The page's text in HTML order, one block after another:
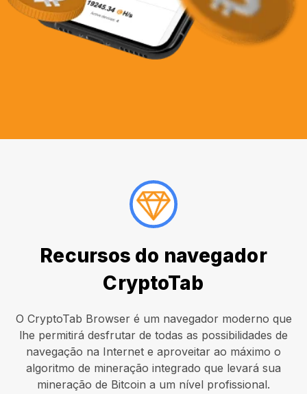
Recursos do navegador
CryptoTab
O CryptoTab Browser é um navegador moderno que
lhe permitirá desfrutar de todas as possibilidades de
navegação na Internet e aproveitar ao máximo o
algoritmo de mineração integrado que levará sua
mineração de Bitcoin a um nível profissional.